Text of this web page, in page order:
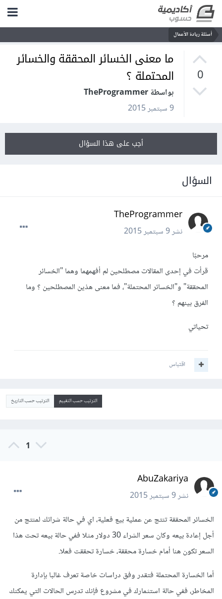
أسئلة ريادة الأعمال
0
ما معنى الخسائر المحققة والخسائر
المحتملة ؟
بواسطة TheProgrammer
9 سبتمبر 2015
أجب على هذا السؤال
السؤال
TheProgrammer
نشر9 سبتمبر 2015
مرحبًا
قرأت في إحدى المقالات مصطلحين لم أفهمهما وهما "الخسائر
المحققة" و"الخسائر المحتملة"، فما معنى هذين المصطلحين ؟ وما
الفرق بينهم ؟
تحياتي
اقتباس
الترتيب حسب التقييم الترتيب حسب التاريخ
1
AbuZakariya
نشر9 سبتمبر 2015
الخسائر المحققة تنتج عن عملية بيع فعلية، اي في حالة شرائك لمنتج من
أجل إعادة بيعه وكان سعر الشراء 30 دولار مثلا ففي حالة بيعه تحت هذا
السعر تكون هنا أمام خسارة محققة، خسارة تحققت فعلا.
أما الخسارة المحتملة فتقدر وفق دراسات خاصة تعرف غالبا بإدارة
المخاطر، ففي حالة استثمارك في مشروع فإنك تدرس الحالات التي يمكنك